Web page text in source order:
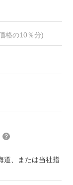
格の10％分)
道、または当社指